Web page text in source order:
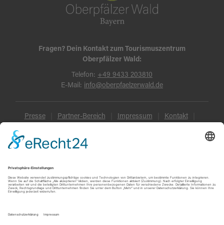
Fragen? Dein Kontakt zum Tourismuszentrum
Oberpfälzer Wald:
Telefon: +49 9433 203810
E-Mail: info@oberpfaelzerwald.de
Presse Partner-Bereich Impressum Kontakt
Datenschutz